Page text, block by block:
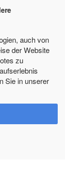
auch von
der Website
zu
Sie in unserer